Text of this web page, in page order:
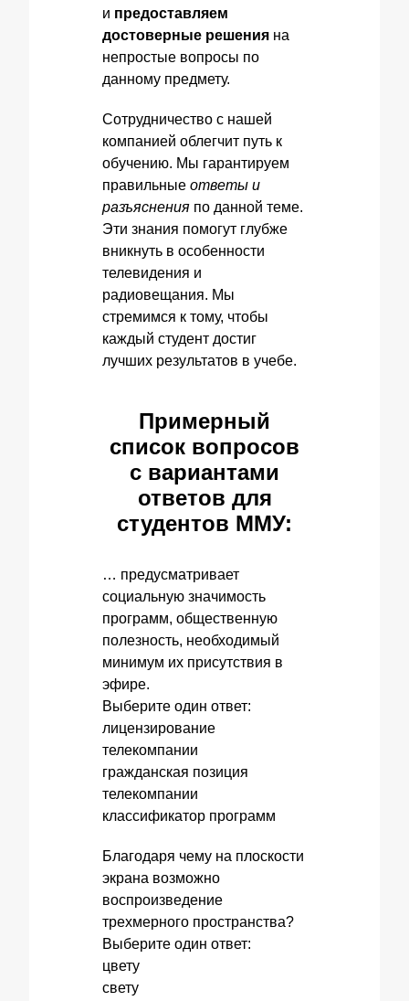
и предоставляем
достоверные решения на
непростые вопросы по
данному предмету.
Сотрудничество с нашей
компанией облегчит путь к
обучению. Мы гарантируем
правильные ответы и
разъяснения по данной теме.
Эти знания помогут глубже
вникнуть в особенности
телевидения и
радиовещания. Мы
стремимся к тому, чтобы
каждый студент достиг
лучших результатов в учебе.
Примерный
список вопросов
с вариантами
ответов для
студентов ММУ:
… предусматривает
социальную значимость
программ, общественную
полезность, необходимый
минимум их присутствия в
эфире.
Выберите один ответ:
лицензирование
телекомпании
гражданская позиция
телекомпании
классификатор программ
Благодаря чему на плоскости
экрана возможно
воспроизведение
трехмерного пространства?
Выберите один ответ:
цвету
свету